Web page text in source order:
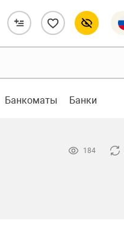
Банкоматы Банки
184